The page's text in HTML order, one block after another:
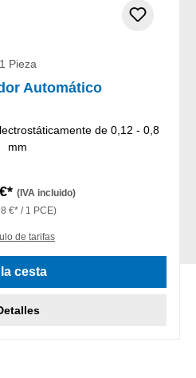
1 Pieza
Automático
de 0,12 - 0,8
mm
(IVA incluido)
€* / 1 PCE)
de tarifas
cesta